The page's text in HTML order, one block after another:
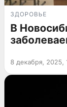
ЗДОРОВЬЕ
В
8 декабря, 2025,